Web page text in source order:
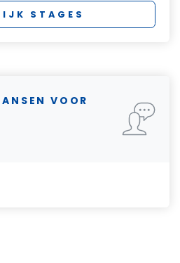
STAGES
VOOR